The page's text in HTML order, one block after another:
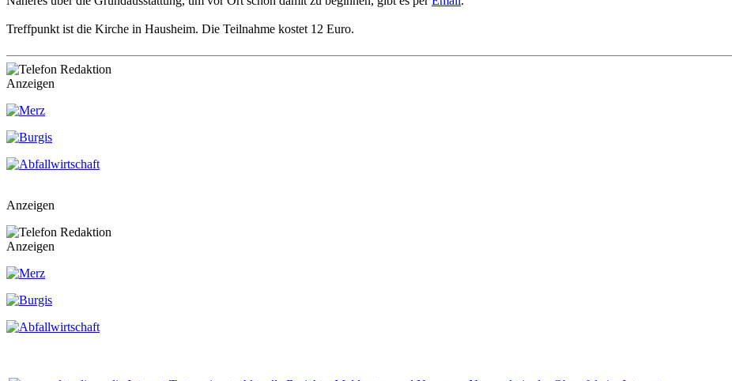
Treffpunkt ist die Kirche in Hausheim. Die Teilnahme kostet 12 Euro.
Anzeigen
Anzeigen
Anzeigen